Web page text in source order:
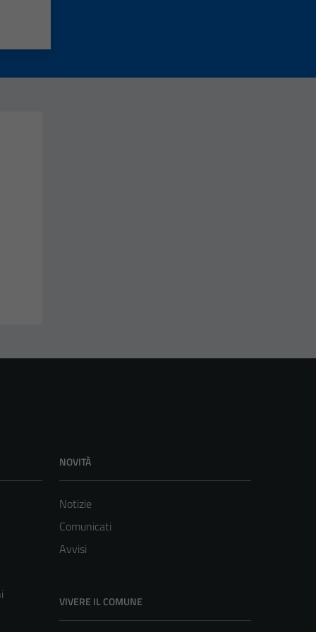
NOVITÀ
Notizie
Comunicati
Avvisi
VIVERE IL COMUNE